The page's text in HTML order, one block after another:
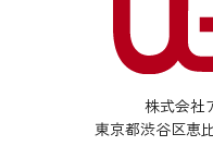
株式会社
東京都渋谷区恵